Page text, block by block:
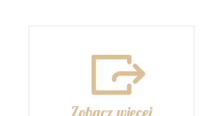
Zobacz więcej